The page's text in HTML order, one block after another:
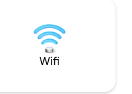
Wifi